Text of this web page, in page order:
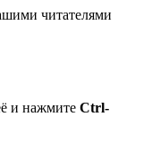
читателями
и нажмите Ctrl-